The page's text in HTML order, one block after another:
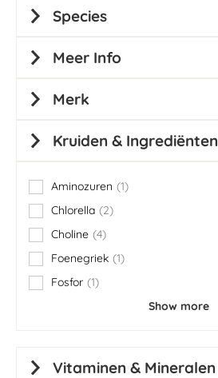
Species
Meer Info
Merk
Kruiden & Ingrediënten
Aminozuren 1
item
Chlorella
2
items
Choline 4
items
Foenegriek 1
item
Fosfor 1
item
Show more
Vitaminen & Mineralen